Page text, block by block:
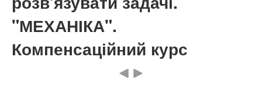
"МЕХАНІКА".
Компенсаційний курс